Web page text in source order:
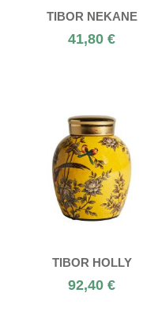
TIBOR NEKANE
41,80 €
TIBOR HOLLY
92,40 €